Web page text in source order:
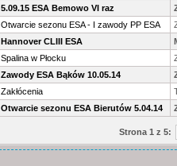
5.09.15 ESA Bemowo VI raz
Otwarcie sezonu ESA - I zawody PP ESA
Hannover CLIII ESA
Spalina w Płocku
Zawody ESA Bąków 10.05.14
Zakłócenia
Otwarcie sezonu ESA Bierutów 5.04.14
Strona 1 z 5: